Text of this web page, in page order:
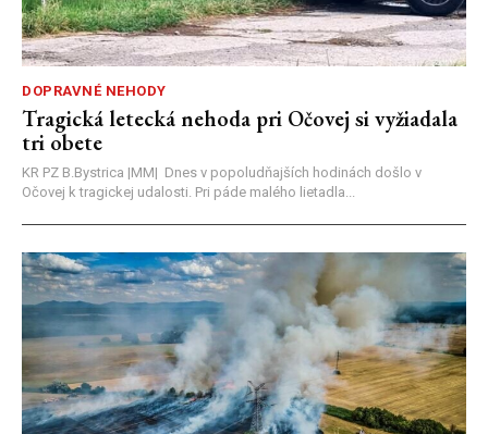
DOPRAVNÉ NEHODY
Tragická letecká nehoda pri Očovej si vyžiadala
tri obete
KR PZ B.Bystrica |MM| Dnes v popoludňajších hodinách došlo v
Očovej k tragickej udalosti. Pri páde malého lietadla...